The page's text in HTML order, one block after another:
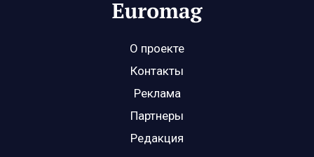
О проекте
Контакты
Реклама
Партнеры
Редакция